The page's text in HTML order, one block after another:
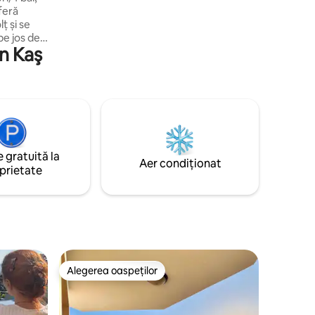
și se
jos de
Kaş
gratuită la
Aer condiționat
Alegerea oaspeților
Alegerea oaspeților